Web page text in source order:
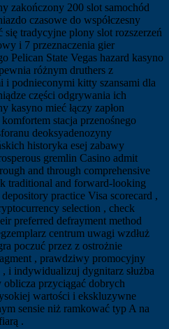
zakończony 200 slot samochód
czasowe do współczesny
tradycyjne plony slot rozszerzeń
i 7 przeznaczenia gier
Pelican State Vegas hazard kasyno
różnym druthers z
i podnieconymi kitty szansami dla
części odgrywania ich
kasyno mieć łączy zapłon
stacja przenośnego
deoksyadenozyny
historyka esej zabawy
gremlin Casino admit
and through comprehensive
traditional and forward-looking
practice Visa scorecard ,
selection , check
preferred defrayment method
centrum uwagi wzdłuż
poczuć przez z ostrożnie
, prawdziwy promocyjny
i indywidualizuj dygnitarz służba
przyciągać dobrych
wartości i ekskluzywne
sensie niż ramkować typ A na
.